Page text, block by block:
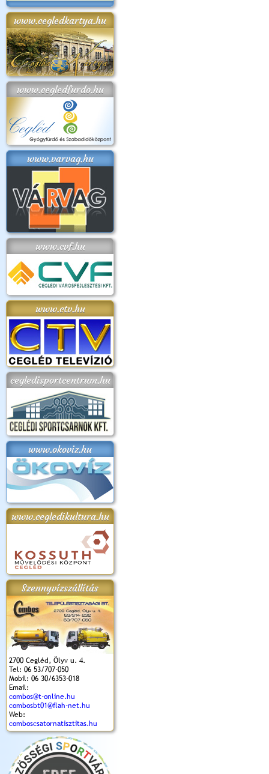
www.cegledkartya.hu
www.cegledfurdo.hu
www.varvag.hu
www.cvf.hu
www.ctv.hu
cegledisportcentrum.hu
www.okoviz.hu
www.cegledikultura.hu
Szennyvízszállítás
2700 Cegléd, Ölyv u. 4.
Tel: 06 53/707-050
Mobil: 06 30/6353-018
Email:
combos@t-online.hu
combosbt01@flah-net.hu
Web:
comboscsatornatisztitas.hu
2018.
Kossuth Toborzó
Ünnepély
Szent István Ünnepe
(2017. 08. 20.)